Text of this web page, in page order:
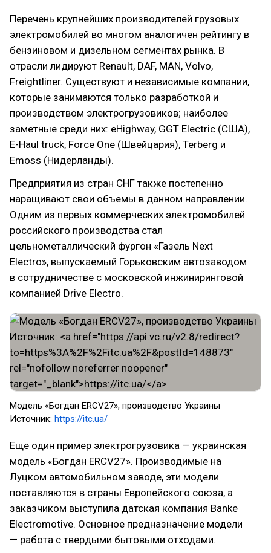
Перечень крупнейших производителей грузовых
электромобилей во многом аналогичен рейтингу в
бензиновом и дизельном сегментах рынка. В
отрасли лидируют Renault, DAF, MAN, Volvo,
Freightliner. Существуют и независимые компании,
которые занимаются только разработкой и
производством электрогрузовиков; наиболее
заметные среди них: eHighway, GGT Electric (США),
E-Haul truck, Force One (Швейцария), Terberg и
Emoss (Нидерланды).
Предприятия из стран СНГ также постепенно
наращивают свои объемы в данном направлении.
Одним из первых коммерческих электромобилей
российского производства стал
цельнометаллический фургон «Газель Next
Electro», выпускаемый Горьковским автозаводом
в сотрудничестве с московской инжиниринговой
компанией Drive Electro.
Модель «Богдан ERCV27», производство Украины
Источник: https://itc.ua/
Еще один пример электрогрузовика — украинская
модель «Богдан ERCV27». Производимые на
Луцком автомобильном заводе, эти модели
поставляются в страны Европейского союза, а
заказчиком выступила датская компания Banke
Electromotive. Основное предназначение модели
— работа с твердыми бытовыми отходами.